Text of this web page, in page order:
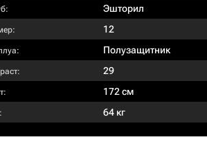
Эшторил
12
Полузащитник
29
172 см
64 кг